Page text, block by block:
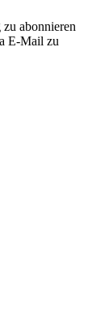
abonnieren
E-Mail zu